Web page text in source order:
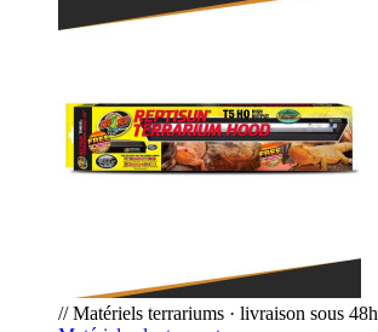
// Matériels terrariums · livraison sous 48h